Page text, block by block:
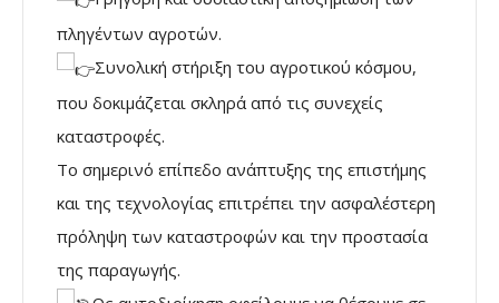
πληγέντων αγροτών.
Συνολική στήριξη του αγροτικού κόσμου,
που δοκιμάζεται σκληρά από τις συνεχείς
καταστροφές.
Το σημερινό επίπεδο ανάπτυξης της επιστήμης
και της τεχνολογίας επιτρέπει την ασφαλέστερη
πρόληψη των καταστροφών και την προστασία
της παραγωγής.